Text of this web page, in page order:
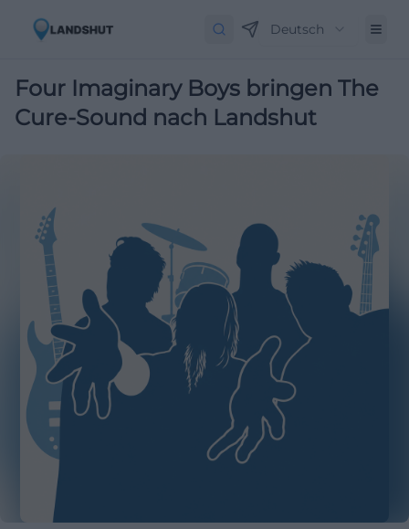
Deutsch
Four Imaginary Boys bringen The
Cure-Sound nach Landshut